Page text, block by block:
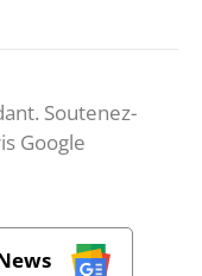
Soutenez-
Google